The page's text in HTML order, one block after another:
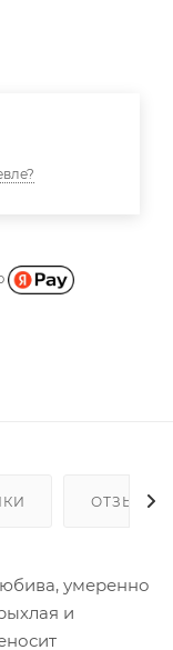
ОТЗЫВЫ
умеренно
и